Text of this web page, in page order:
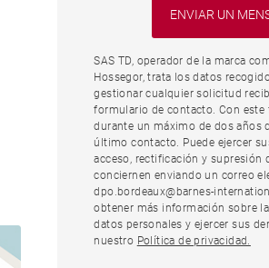
SAS TD, operador de la marca
Hossegor, trata los datos
gestionar cualquier solicitud
formulario de contacto. Con este
durante un máximo de dos años
último contacto. Puede ejercer
acceso, rectificación y supresión
conciernen enviando un correo
dpo.bordeaux@barnes-
obtener más información sobre
datos personales y ejercer sus
nuestro Política de privacidad.